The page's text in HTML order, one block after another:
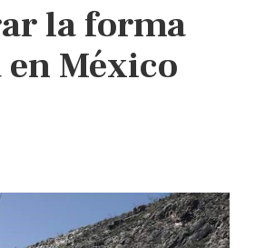
la forma
México